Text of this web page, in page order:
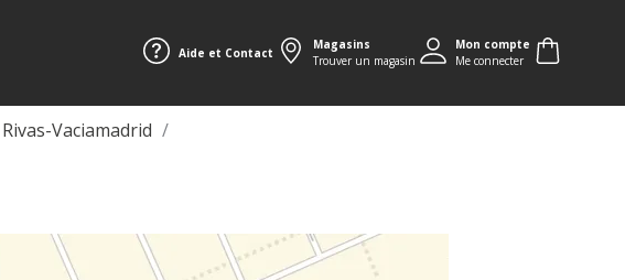
Aide et Contact
Magasins
Trouver un magasin
Mon compte
Me connecter
Rivas-Vaciamadrid